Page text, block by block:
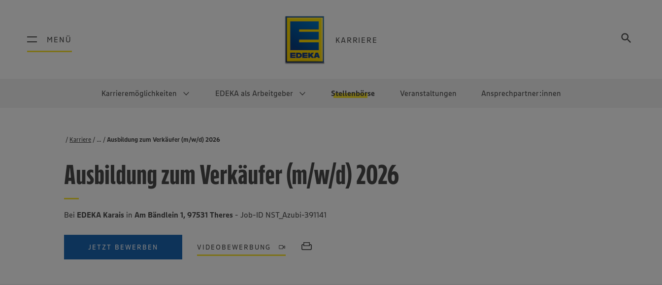
MENÜ KARRIERE
MENÜ
Karrieremöglichkeiten EDEKA als Arbeitgeber Stellenbörse Veranstaltungen Ansprechpartner:innen
Schülerpraktikum Abschlussarbeiten
Werkstudierendentätigkeit
Direkteinstieg
Noch Fragen?
Selbstständig mit EDEKA
Faires Gehalt
Diversität
Lebensmittelproduktion
Lager & Logistik
EDEKA-Zentrale
EDEKA Fruchtkontor
EDEKA-
Regionalgesellschaften
Karriere Stellenbörse
Ausbildung zum Verkäufer (m/w/d) 2026
...
Ausbildung zum Verkäufer (m/w/d) 2026
Bei EDEKA Karais inAm Bändlein 1, 97531 Theres - Job-ID NST_Azubi-391141
JETZT BEWERBEN VIDEOBEWERBUNG